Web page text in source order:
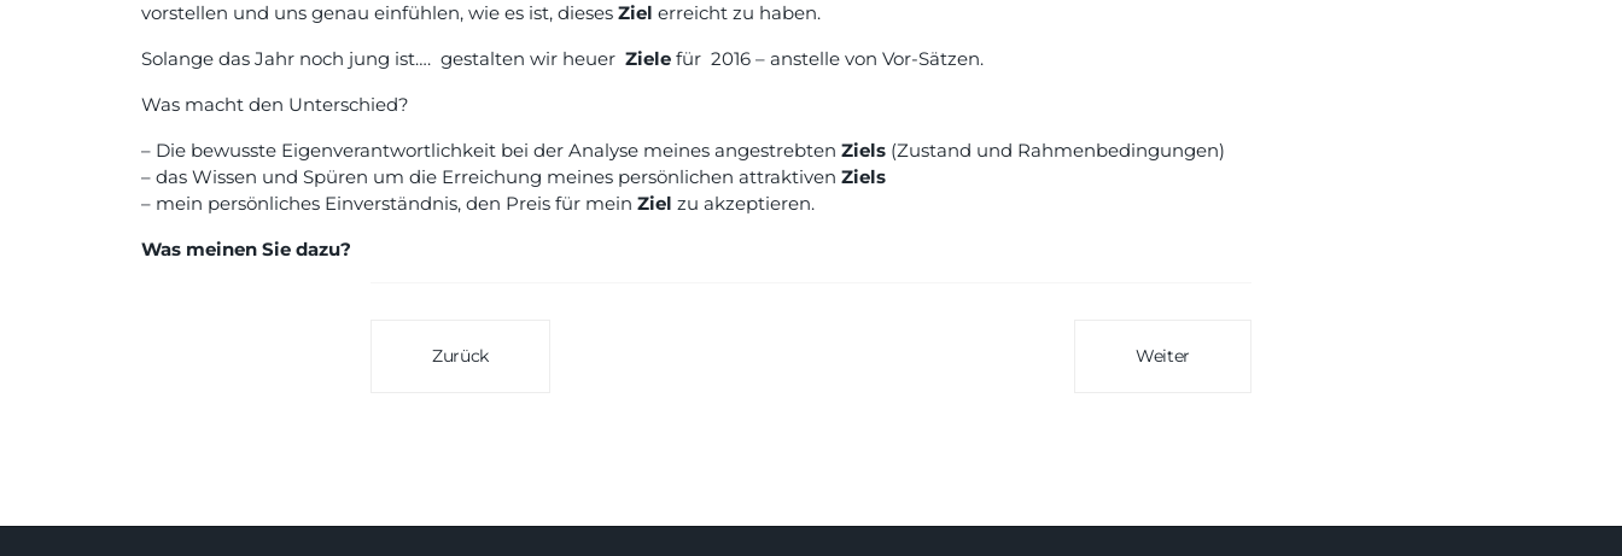
vorstellen und uns genau einfühlen, wie es ist, dieses Ziel erreicht zu haben.
Solange das Jahr noch jung ist…. gestalten wir heuer Ziele für 2016 – anstelle von Vor-Sätzen.
Was macht den Unterschied?
– Die bewusste Eigenverantwortlichkeit bei der Analyse meines angestrebten Ziels (Zustand und Rahmenbedingungen)
– das Wissen und Spüren um die Erreichung meines persönlichen attraktiven Ziels
– mein persönliches Einverständnis, den Preis für mein Ziel zu akzeptieren.
Was meinen Sie dazu?
Zurück Weiter